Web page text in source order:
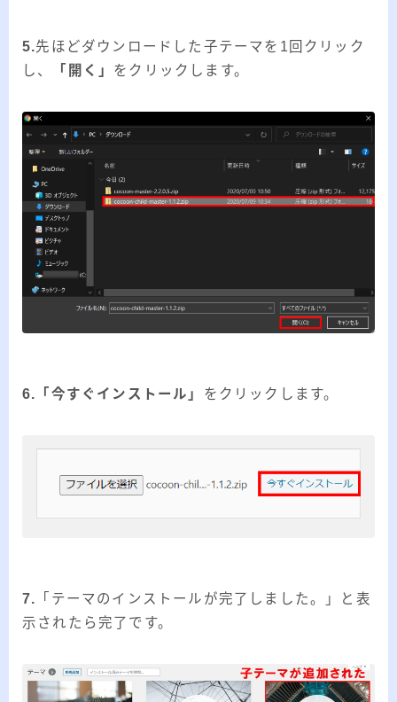
5.先ほどダウンロードした子テーマを1回クリック
し、
「開く」 をクリックします。
6.「今すぐインストール」 をクリックします。
7. 「テーマのインストールが完了しました。」と表
示されたら完了です。